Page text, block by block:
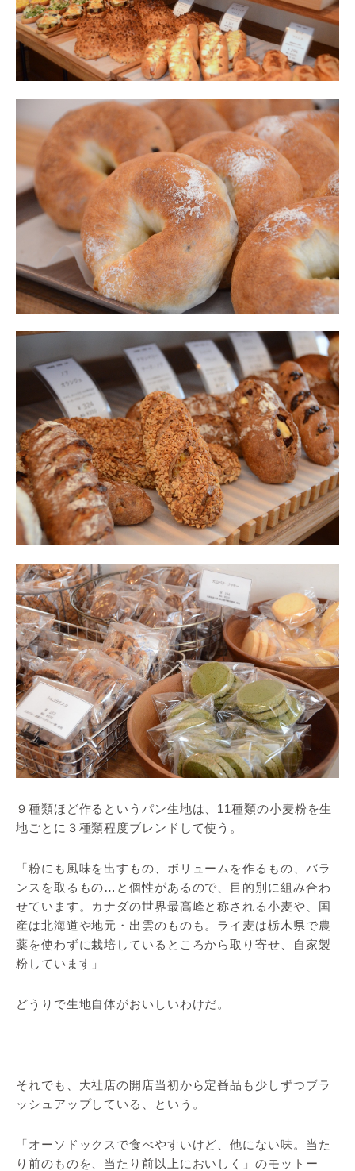
９種類ほど作るというパン生地は、11種類の小麦粉を生
地ごとに３種類程度ブレンドして使う。
「粉にも風味を出すもの、ボリュームを作るもの、バラ
ンスを取るもの…と個性があるので、目的別に組み合わ
せています。カナダの世界最高峰と称される小麦や、国
産は北海道や地元・出雲のものも。ライ麦は栃木県で農
薬を使わずに栽培しているところから取り寄せ、自家製
粉しています」
どうりで生地自体がおいしいわけだ。
それでも、大社店の開店当初から定番品も少しずつブラ
ッシュアップしている、という。
「オーソドックスで食べやすいけど、他にない味。当た
り前のものを、当たり前以上においしく」のモットー